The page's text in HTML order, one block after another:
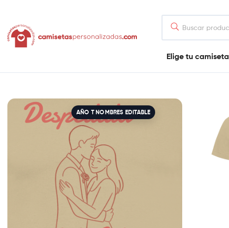
Elige tu camiseta
AÑO T NOMBRES EDITABLE